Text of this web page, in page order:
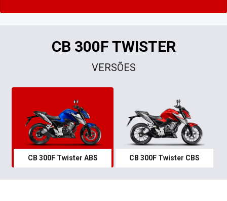
CB 300F TWISTER
VERSÕES
CB 300F Twister ABS CB 300F Twister CBS